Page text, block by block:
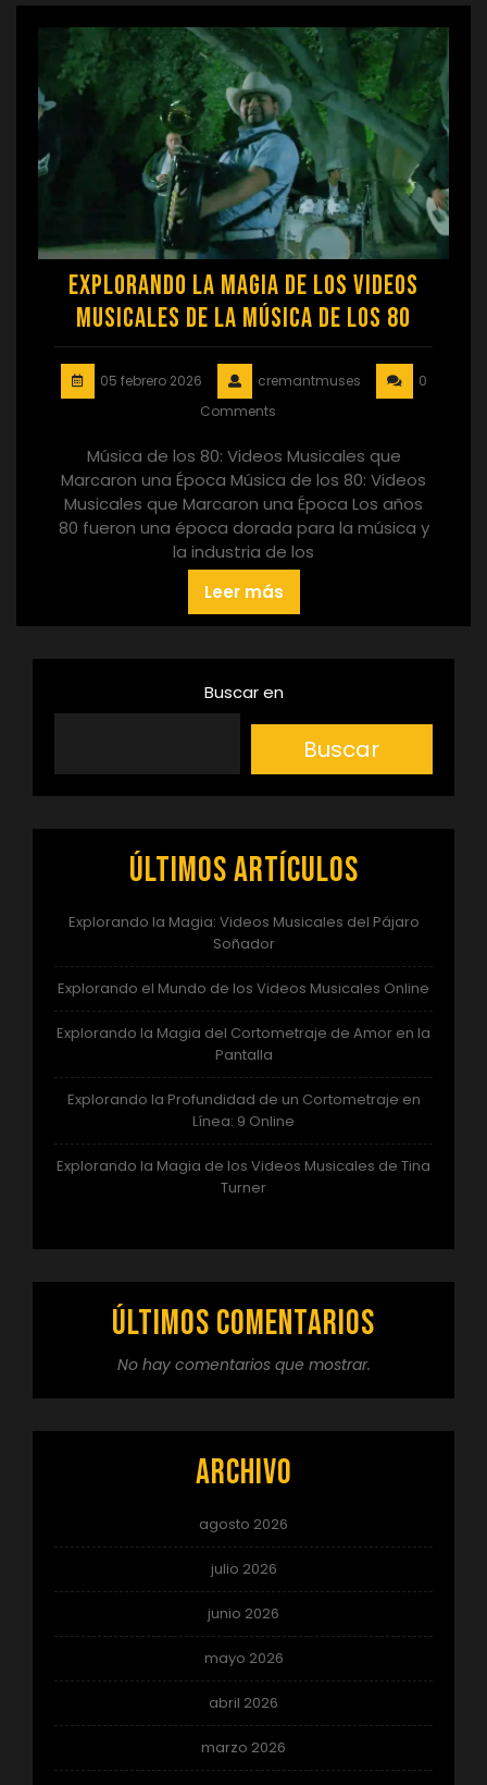
Explorando la Magia de los Videos
Musicales de la Música de los 80
05 febrero 2026 cremantmuses
0
Comments
Música de los 80: Videos Musicales que
Marcaron una Época Música de los 80: Videos
Musicales que Marcaron una Época Los años
80 fueron una época dorada para la música y
la industria de los
Leer más
Buscar en
Buscar
Últimos artículos
Explorando la Magia: Videos Musicales del Pájaro
Soñador
Explorando el Mundo de los Videos Musicales Online
Explorando la Magia del Cortometraje de Amor en la
Pantalla
Explorando la Profundidad de un Cortometraje en
Línea: 9 Online
Explorando la Magia de los Videos Musicales de Tina
Turner
Últimos comentarios
No hay comentarios que mostrar.
Archivo
agosto 2026
julio 2026
junio 2026
mayo 2026
abril 2026
marzo 2026